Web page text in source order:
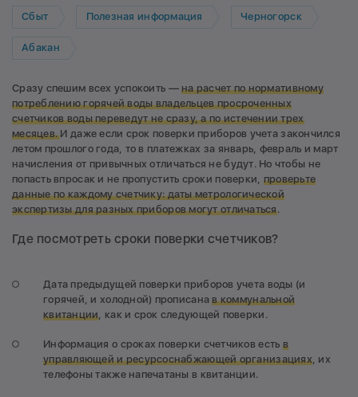
Сбыт Полезная информация Черногорск
Абакан
Сразу спешим всех успокоить —на расчет по нормативному
потреблению горячей воды владельцев просроченных
счетчиков воды переведут не сразу, а по истечении трех
месяцев.И даже если срок поверки приборов учета закончился
летом прошлого года, то в платежках за январь, февраль и март
начисления от привычных отличаться не будут. Но чтобы не
попасть впросак и не пропустить сроки поверки, проверьте
данные по каждому счетчику: даты метрологической
экспертизы для разных приборов могут отличаться.
Где посмотреть сроки поверки счетчиков?
Дата предыдущей поверки приборов учета воды (и
горячей, и холодной) прописанав коммунальной
квитанции, как и срок следующей поверки.
Информация о сроках поверки счетчиков есть в
управляющей и ресурсоснабжающей организациях, их
телефоны также напечатаны в квитанции.